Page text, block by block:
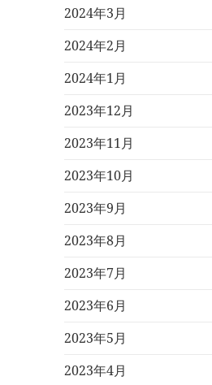
2024年3月
2024年2月
2024年1月
2023年12月
2023年11月
2023年10月
2023年9月
2023年8月
2023年7月
2023年6月
2023年5月
2023年4月